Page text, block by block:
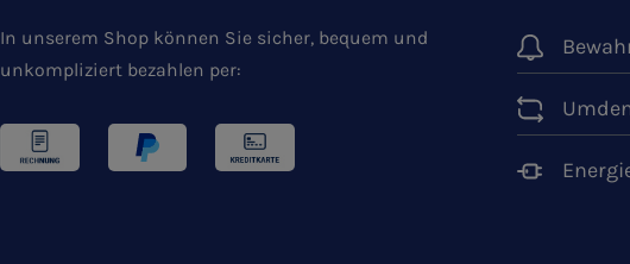
In unserem Shop können Sie sicher, bequem und
unkompliziert bezahlen per: